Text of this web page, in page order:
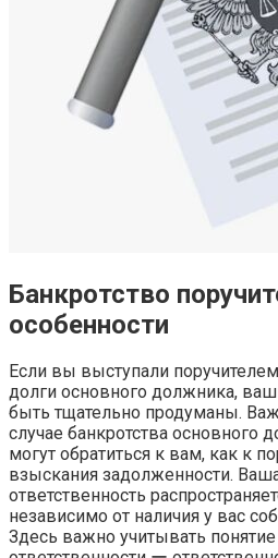
Банкротство
особенности
Если вы выступали
долги основного должника,
быть тщательно продуманы.
случае банкротства основного
могут обратиться к вам, как к
взыскания задолженности.
ответственность
независимо от наличия у вас
Здесь важно учитывать